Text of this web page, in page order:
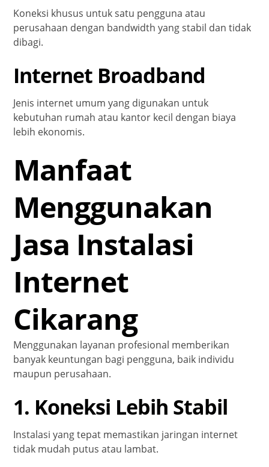
Koneksi khusus untuk satu pengguna atau
perusahaan dengan bandwidth yang stabil dan tidak
dibagi.
Internet Broadband
Jenis internet umum yang digunakan untuk
kebutuhan rumah atau kantor kecil dengan biaya
lebih ekonomis.
Manfaat
Menggunakan
Jasa Instalasi
Internet
Cikarang
Menggunakan layanan profesional memberikan
banyak keuntungan bagi pengguna, baik individu
maupun perusahaan.
1. Koneksi Lebih Stabil
Instalasi yang tepat memastikan jaringan internet
tidak mudah putus atau lambat.